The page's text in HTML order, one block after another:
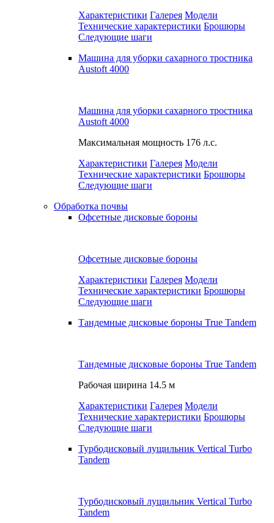
Характеристики Галерея Модели
Технические характеристики Брошюры
Следующие шаги
Машина для уборки сахарного тростника
Austoft 4000
Машина для уборки сахарного тростника
Austoft 4000
Максимальная мощность 176 л.с.
Характеристики Галерея Модели
Технические характеристики Брошюры
Следующие шаги
Обработка почвы
Офсетные дисковые бороны
Офсетные дисковые бороны
Характеристики Галерея Модели
Технические характеристики Брошюры
Следующие шаги
Тандемные дисковые бороны True Tandem
Тандемные дисковые бороны True Tandem
Рабочая ширина 14.5 м
Характеристики Галерея Модели
Технические характеристики Брошюры
Следующие шаги
Турбодисковый лущильник Vertical Turbo
Tandem
Турбодисковый лущильник Vertical Turbo
Tandem